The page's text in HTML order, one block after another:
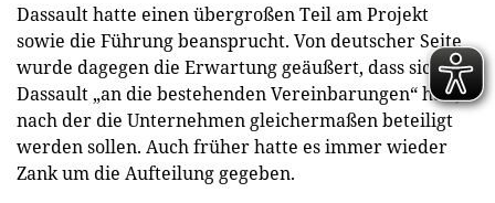
Dassault hatte einen übergroßen Teil am Projekt
sowie die Führung beansprucht. Von deutscher Seite
wurde dagegen die Erwartung geäußert, dass sich
Dassault „an die bestehenden Vereinbarungen“ hält,
nach der die Unternehmen gleichermaßen beteiligt
werden sollen. Auch früher hatte es immer wieder
Zank um die Aufteilung gegeben.